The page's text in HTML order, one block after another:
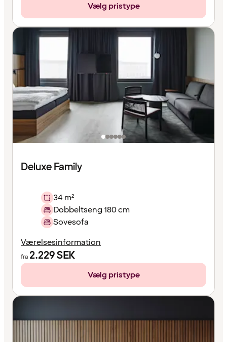
Vælg pristype
Deluxe Family
34 m²
Dobbeltseng 180 cm
Sovesofa
Værelsesinformation
fra 2.229SEK
Vælg pristype